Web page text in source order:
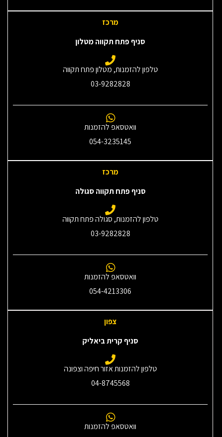
מרכז
סניף פתח תקווה מטלון
טלפון להזמנות, מטלון פתח תקווה
03-9282828
וואטסאפ להזמנות
054-3235145‎
מרכז
סניף פתח תקווה סגולה
טלפון להזמנות, סגולה פתח תקווה
03-9282828
וואטסאפ להזמנות
054-4213306
צפון
סניף קרית ביאליק
טלפון להזמנות אזור חיפה וצפונה
04-8745568
וואטסאפ להזמנות